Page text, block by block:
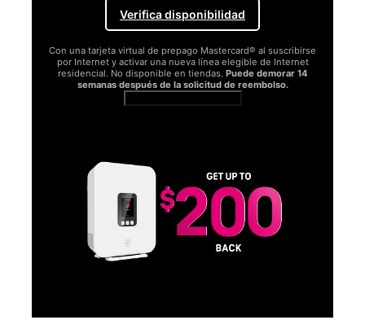
Verifica disponibilidad
Con una tarjeta virtual de prepago Mastercard® al suscribirse
por Internet y activar una nueva línea elegible de Internet
residencial. No disponible en tiendas. Puede demorar 14
semanas después de la solicitud de reembolso.